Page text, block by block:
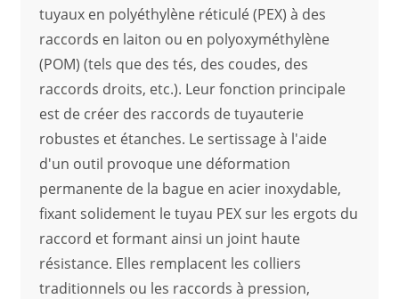
tuyaux en polyéthylène réticulé (PEX) à des
raccords en laiton ou en polyoxyméthylène
(POM) (tels que des tés, des coudes, des
raccords droits, etc.). Leur fonction principale
est de créer des raccords de tuyauterie
robustes et étanches. Le sertissage à l'aide
d'un outil provoque une déformation
permanente de la bague en acier inoxydable,
fixant solidement le tuyau PEX sur les ergots du
raccord et formant ainsi un joint haute
résistance. Elles remplacent les colliers
traditionnels ou les raccords à pression,